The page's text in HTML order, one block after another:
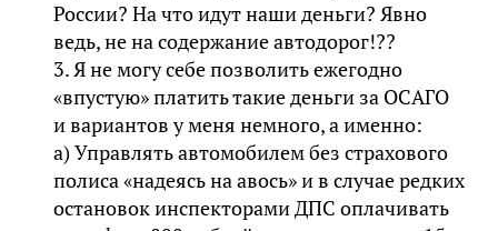
России? На что идут наши деньги? Явно
ведь, не на содержание автодорог!??
3. Я не могу себе позволить ежегодно
«впустую» платить такие деньги за ОСАГО
и вариантов у меня немного, а именно:
а) Управлять автомобилем без страхового
полиса «надеясь на авось» и в случае редких
остановок инспекторами ДПС оплачивать